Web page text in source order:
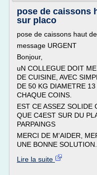
pose de caissons
sur placo
pose de caissons haut
message URGENT
Bonjour,
uN COLLEGUE DOIT
DE CUISINE, AVEC
DE 50 KG DIAMETRE
CHAQUE COINS.
EST CE ASSEZ SOLIDE
QUE C4EST SUR DU
PARPAINGS
MERCI DE M'AIDER,
UNE BONNE SOLUTION...
Lire la suite